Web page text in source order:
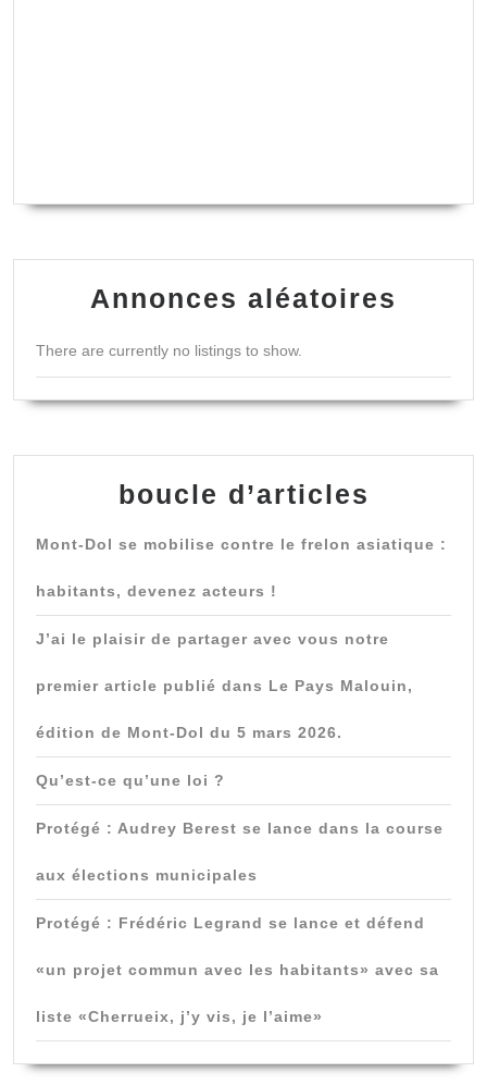
Annonces aléatoires
There are currently no listings to show.
boucle d’articles
Mont-Dol se mobilise contre le frelon asiatique :
habitants, devenez acteurs !
J’ai le plaisir de partager avec vous notre
premier article publié dans Le Pays Malouin,
édition de Mont-Dol du 5 mars 2026.
Qu’est-ce qu’une loi ?
Protégé : Audrey Berest se lance dans la course
aux élections municipales
Protégé : Frédéric Legrand se lance et défend
«un projet commun avec les habitants» avec sa
liste «Cherrueix, j’y vis, je l’aime»